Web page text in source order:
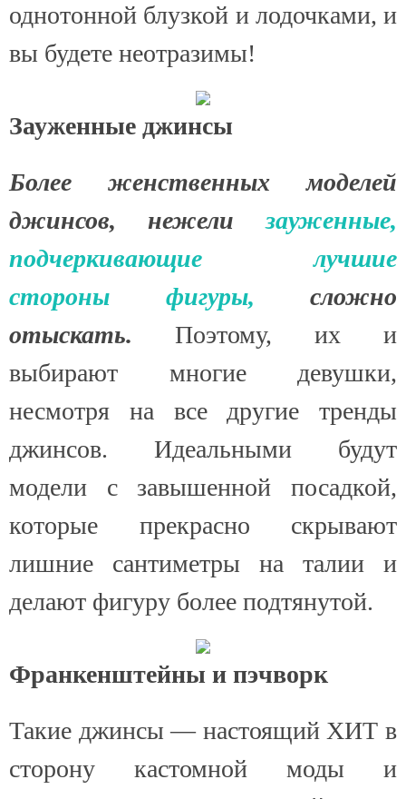
однотонной блузкой и лодочками, и
вы будете неотразимы!
Зауженные джинсы
Более женственных моделей
джинсов, нежелизауженные,
подчеркивающие лучшие
стороны фигуры, сложно
отыскать. Поэтому, их и
выбирают многие девушки,
несмотря на все другие тренды
джинсов. Идеальными будут
модели с завышенной посадкой,
которые прекрасно скрывают
лишние сантиметры на талии и
делают фигуру более подтянутой.
Франкенштейны и пэчворк
Такие джинсы — настоящий ХИТ в
сторону кастомной моды и